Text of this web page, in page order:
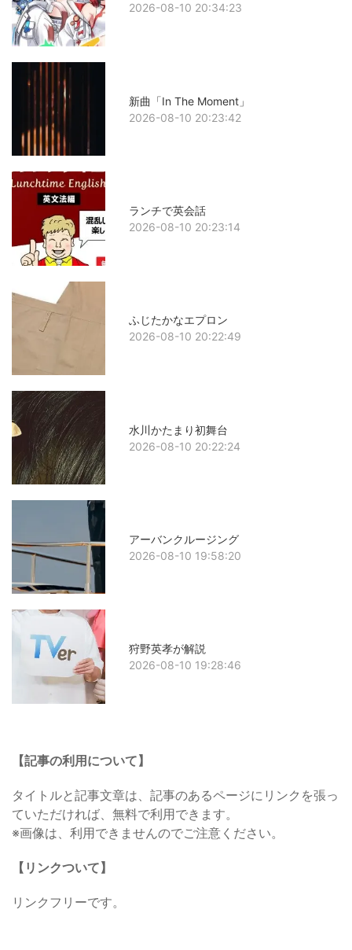
2026-08-10 20:34:23
新曲「In The Moment」
2026-08-10 20:23:42
ランチで英会話
2026-08-10 20:23:14
ふじたかなエプロン
2026-08-10 20:22:49
水川かたまり初舞台
2026-08-10 20:22:24
アーバンクルージング
2026-08-10 19:58:20
狩野英孝が解説
2026-08-10 19:28:46
【記事の利用について】
タイトルと記事文章は、記事のあるページにリンクを張っ
ていただければ、無料で利用できます。
※画像は、利用できませんのでご注意ください。
【リンクついて】
リンクフリーです。